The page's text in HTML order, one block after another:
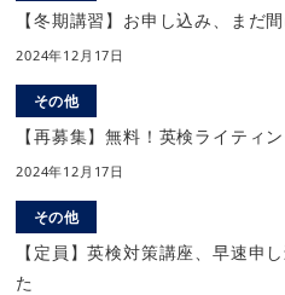
【冬期講習】お申し込み、まだ
2024年12月17日
その他
【再募集】無料！英検ライティ
2024年12月17日
その他
【定員】英検対策講座、早速申
た